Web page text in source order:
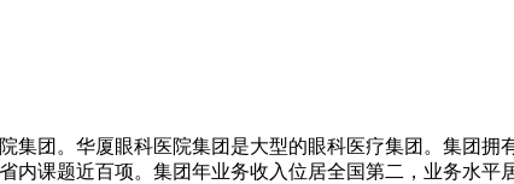
集团。华厦眼科医院集团是大型的眼科医疗集团。集团
内课题近百项。集团年业务收入位居全国第二，业务水